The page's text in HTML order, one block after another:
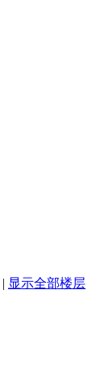
| 显示全部楼层